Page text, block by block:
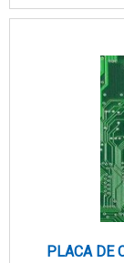
modelos
composto
exclusiva
PLACA DE